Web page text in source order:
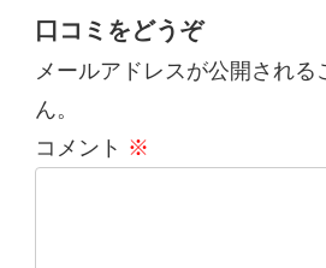
口コミをどうぞ
メールアドレスが公開される
ん。
コメント ※